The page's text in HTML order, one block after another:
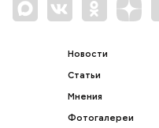
Новости
Статьи
Мнения
Фотогалереи